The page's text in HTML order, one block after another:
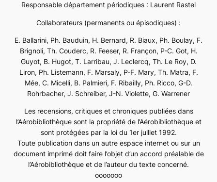
Responsable département périodiques : Laurent Rastel
Collaborateurs (permanents ou épisodiques) :
E. Ballarini, Ph. Bauduin, H. Bernard, R. Biaux, Ph. Boulay, F.
Brignoli, Th. Couderc, R. Feeser, R. Françon, P-C. Got, H.
Guyot, B. Hugot, T. Larribau, J. Leclercq, Th. Le Roy, D.
Liron, Ph. Listemann, F. Marsaly, P-F. Mary, Th. Matra, F.
Mée, C. Micelli, B. Palmieri, F. Ribailly, Ph. Ricco, G-D.
Rohrbacher, J. Schreiber, J-N. Violette, G. Warrener
Les recensions, critiques et chroniques publiées dans
l’Aérobibliothèque sont la propriété de l’Aérobibliothèque et
sont protégées par la loi du 1er juillet 1992.
Toute publication dans un autre espace internet ou sur un
document imprimé doit faire l’objet d’un accord préalable de
l’Aérobibliothèque et de l’auteur du texte concerné.
ooooooo